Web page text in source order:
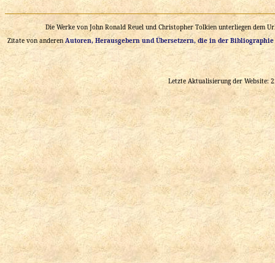
Die Werke von John Ronald Reuel und Christopher Tolkien unterliegen
Zitate von anderen Autoren, Herausgebern und Übersetzern, die in der Bibliographie
Letzte Aktualisierung der Website: